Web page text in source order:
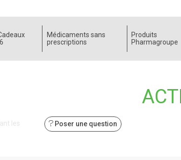
Médicaments sans
prescriptions
Produits
Pharmagroupe
Poser une question
les